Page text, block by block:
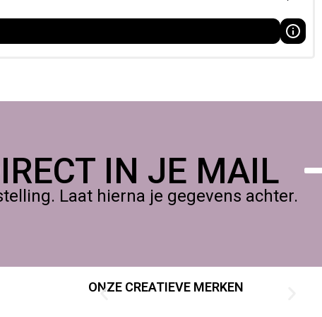
IN JE MAIL
Laat hierna je gegevens achter.
ONZE CREATIEVE MERKEN